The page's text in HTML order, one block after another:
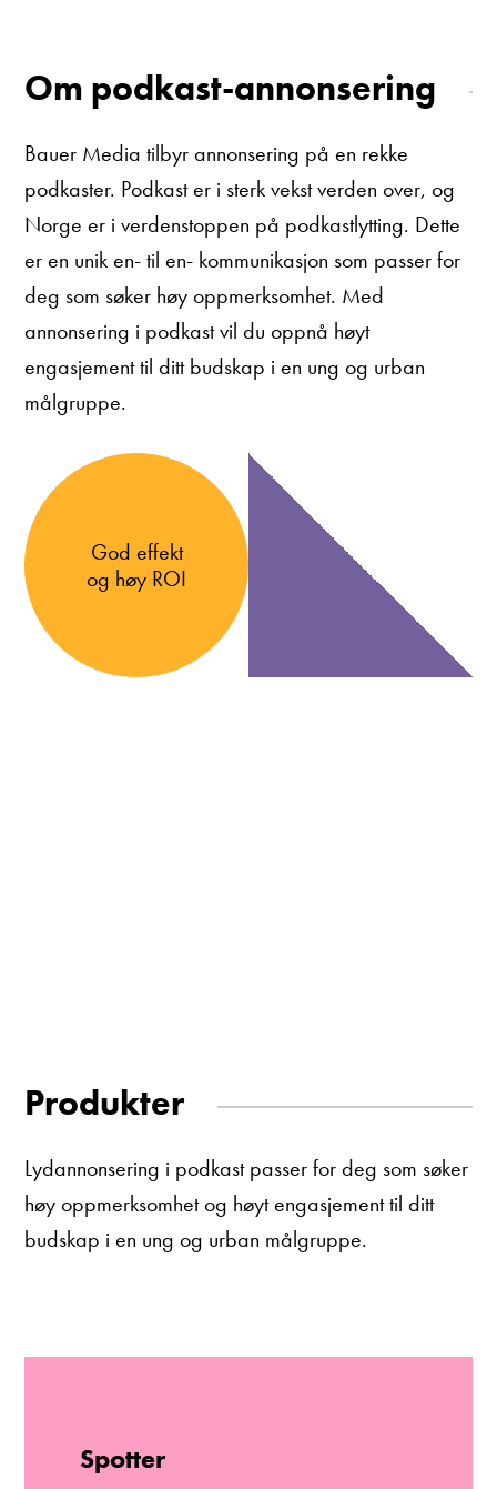
Om podkast-annonsering
Bauer Media tilbyr annonsering på en rekke
podkaster. Podkast er i sterk vekst verden over, og
Norge er i verdenstoppen på podkastlytting. Dette
er en unik en- til en- kommunikasjon som passer for
deg som søker høy oppmerksomhet. Med
annonsering i podkast vil du oppnå høyt
engasjement til ditt budskap i en ung og urban
målgruppe.
God effekt
og høy ROI
Produkter
Lydannonsering i podkast passer for deg som søker
høy oppmerksomhet og høyt engasjement til ditt
budskap i en ung og urban målgruppe.
Spotter